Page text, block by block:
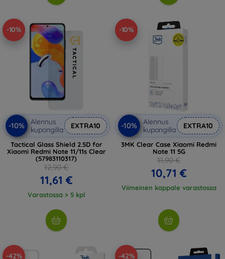
-10%
-10%
Alennus
kupongilla
EXTRA10
Tactical Glass Shield 2.5D for
Xiaomi Redmi Note 11/11s Clear
(57983110317)
12,90 €
11,61 €
Varastossa > 5 kpl
-10%
-10%
Alennus
kupongilla
EXTRA10
3MK Clear Case Xiaomi Redmi
Note 11 5G
11,90 €
10,71 €
Viimeinen kappale varastossa
-42% -42%